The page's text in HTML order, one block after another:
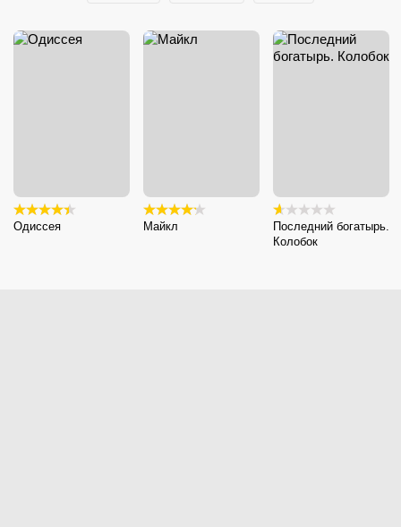
Одиссея Майкл
Последний богатырь.
Колобок